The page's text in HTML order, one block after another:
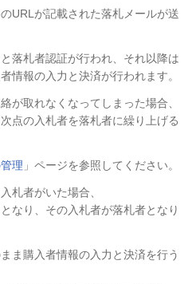
URLが記載された落札メールが送
落札者認証が行われ、それ以降は
情報の入力と決済が行われます。
が取れなくなってしまった場合、
点の入札者を落札者に繰り上げる
理 」ページを参照してください。
札者がいた場合、
なり、その入札者が落札者となり
ま購入者情報の入力と決済を行う